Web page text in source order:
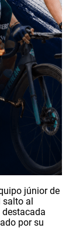
júnior de
salto al
por su